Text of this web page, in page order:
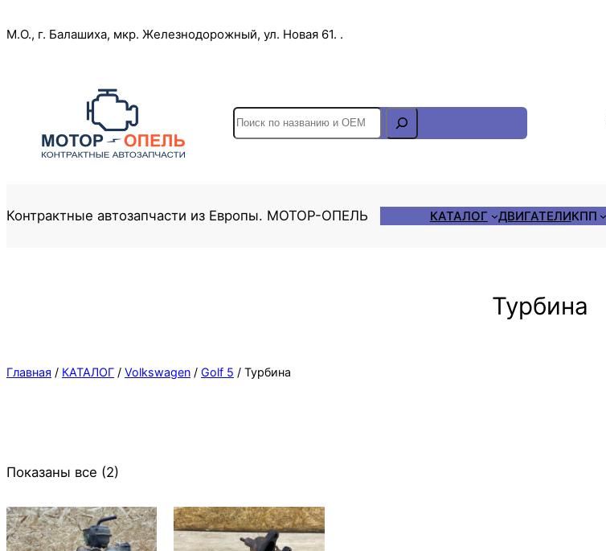
к
М.О., г. Балашиха, мкр. Железнодорожный, ул. Новая 61. .
S
e
h
Контрактные автозапчасти из Европы. МОТОР-ОПЕЛЬ КАТАЛОГ ДВИГАТЕЛИКПП
Турбина
Главная / КАТАЛОГ / Volkswagen / Golf 5 / Турбина
Показаны все (2)